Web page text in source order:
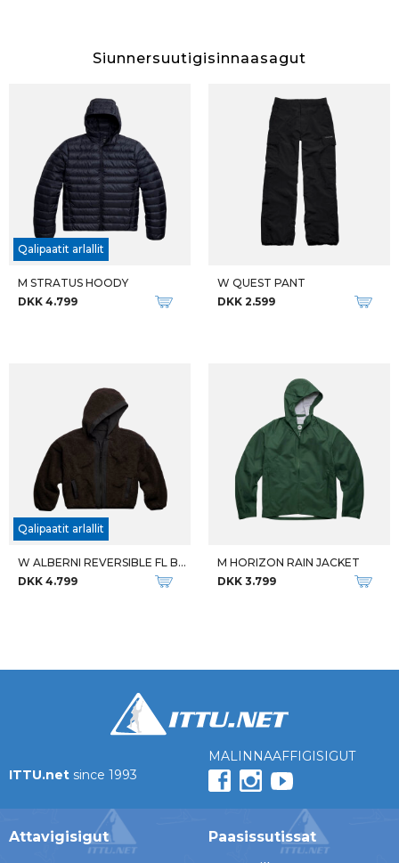
Siunnersuutigisinnaasagut
Qalipaatit arlallit
M STRATUS HOODY
DKK 4.799
W QUEST PANT
DKK 2.599
Qalipaatit arlallit
W ALBERNI REVERSIBLE FL BOMBER
DKK 4.799
M HORIZON RAIN JACKET
DKK 3.799
ITTU.net since 1993
MALINNAAFFIGISIGUT
Attavigisigut Paasissutissat